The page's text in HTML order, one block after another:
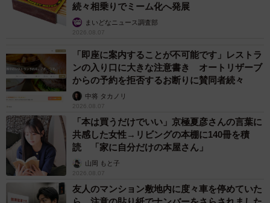
続々相乗りでミーム化へ発展
まいどなニュース調査部
2026.08.07
「即座に案内することが不可能です」レストラ
ンの入り口に大きな注意書き オートリザーブ
からの予約を拒否するお断りに賛同者続々
中将 タカノリ
2026.08.07
「本は買うだけでいい」京極夏彦さんの言葉に
共感した女性→リビングの本棚に140冊を積
読 「家に自分だけの本屋さん」
山岡 もと子
2026.08.07
友人のマンション敷地内に度々車を停めていた